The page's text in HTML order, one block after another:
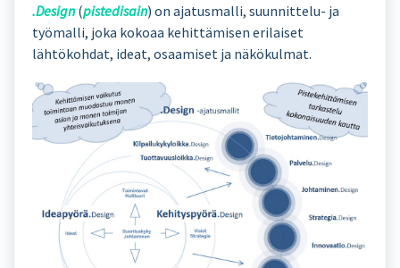
.Design(pistedisain) on ajatusmalli, suunnittelu- ja
työmalli, joka kokoaa kehittämisen erilaiset
lähtökohdat, ideat, osaamiset ja näkökulmat.